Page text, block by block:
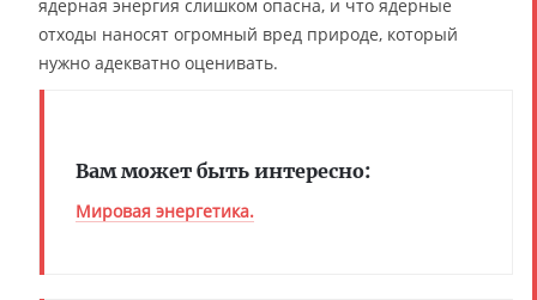
ядерная энергия слишком опасна, и что ядерные
отходы наносят огромный вред природе, который
нужно адекватно оценивать.
Вам может быть интересно:
Мировая энергетика.